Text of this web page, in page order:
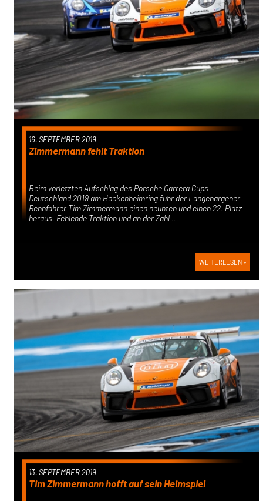
16. SEPTEMBER 2019
Zimmermann fehlt Traktion
Beim vorletzten Aufschlag des Porsche Carrera Cups
Deutschland 2019 am Hockenheimring fuhr der Langenargener
Rennfahrer Tim Zimmermann einen neunten und einen 22. Platz
heraus. Fehlende Traktion und an der Zahl ...
WEITERLESEN »
13. SEPTEMBER 2019
Tim Zimmermann hofft auf sein Heimspiel